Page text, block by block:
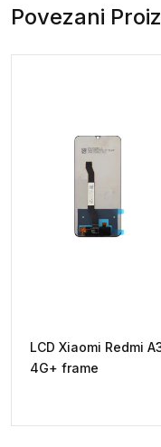
Povezani
LCD Xiaomi Redmi
4G+ frame